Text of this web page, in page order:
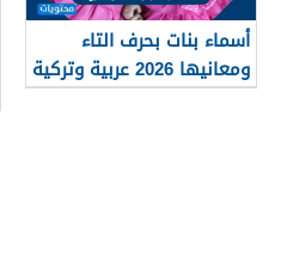
أسماء بنات بحرف التاء
ومعانيها 2026 عربية وتركية
جميلة وجذابة